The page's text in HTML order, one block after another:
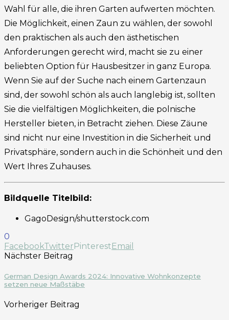
Wahl für alle, die ihren Garten aufwerten möchten.
Die Möglichkeit, einen Zaun zu wählen, der sowohl
den praktischen als auch den ästhetischen
Anforderungen gerecht wird, macht sie zu einer
beliebten Option für Hausbesitzer in ganz Europa.
Wenn Sie auf der Suche nach einem Gartenzaun
sind, der sowohl schön als auch langlebig ist, sollten
Sie die vielfältigen Möglichkeiten, die polnische
Hersteller bieten, in Betracht ziehen. Diese Zäune
sind nicht nur eine Investition in die Sicherheit und
Privatsphäre, sondern auch in die Schönheit und den
Wert Ihres Zuhauses.
Bildquelle Titelbild:
GagoDesign/shutterstock.com
0
FacebookTwitterPinterestEmail
Nächster Beitrag
German Design Awards 2024: Innovative Wohnkonzepte
setzen neue Maßstäbe
Vorheriger Beitrag